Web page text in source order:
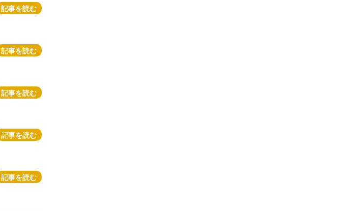
記事を読む
記事を読む
記事を読む
記事を読む
記事を読む